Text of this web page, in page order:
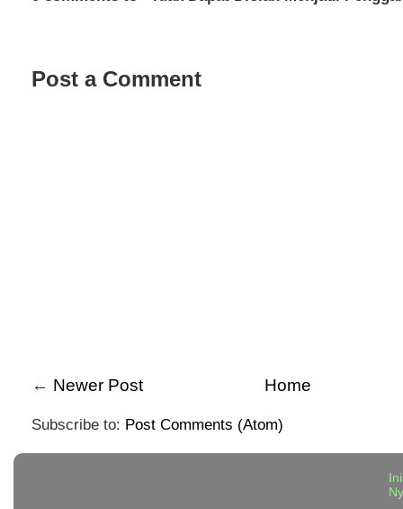
Post a Comment
← Newer Post Home
Subscribe to: Post Comments (Atom)